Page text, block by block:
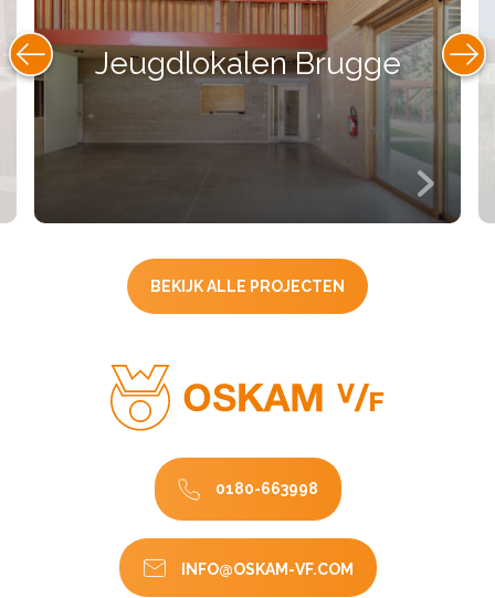
Jeugdlokalen Brugge
BEKIJK ALLE PROJECTEN
0180-663998
INFO@OSKAM-VF.COM